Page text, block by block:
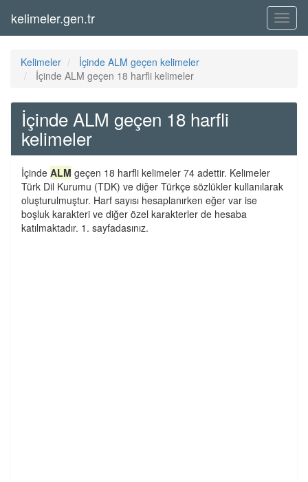
Menü
kelimeler.gen.tr
Kelimeler
İçinde ALM geçen kelimeler
İçinde ALM geçen 18 harfli kelimeler
İçinde ALM geçen 18 harfli
kelimeler
İçinde ALM geçen 18 harfli kelimeler 74 adettir. Kelimeler
Türk Dil Kurumu (TDK) ve diğer Türkçe sözlükler kullanılarak
oluşturulmuştur. Harf sayısı hesaplanırken eğer var ise
boşluk karakteri ve diğer özel karakterler de hesaba
katılmaktadır. 1. sayfadasınız.